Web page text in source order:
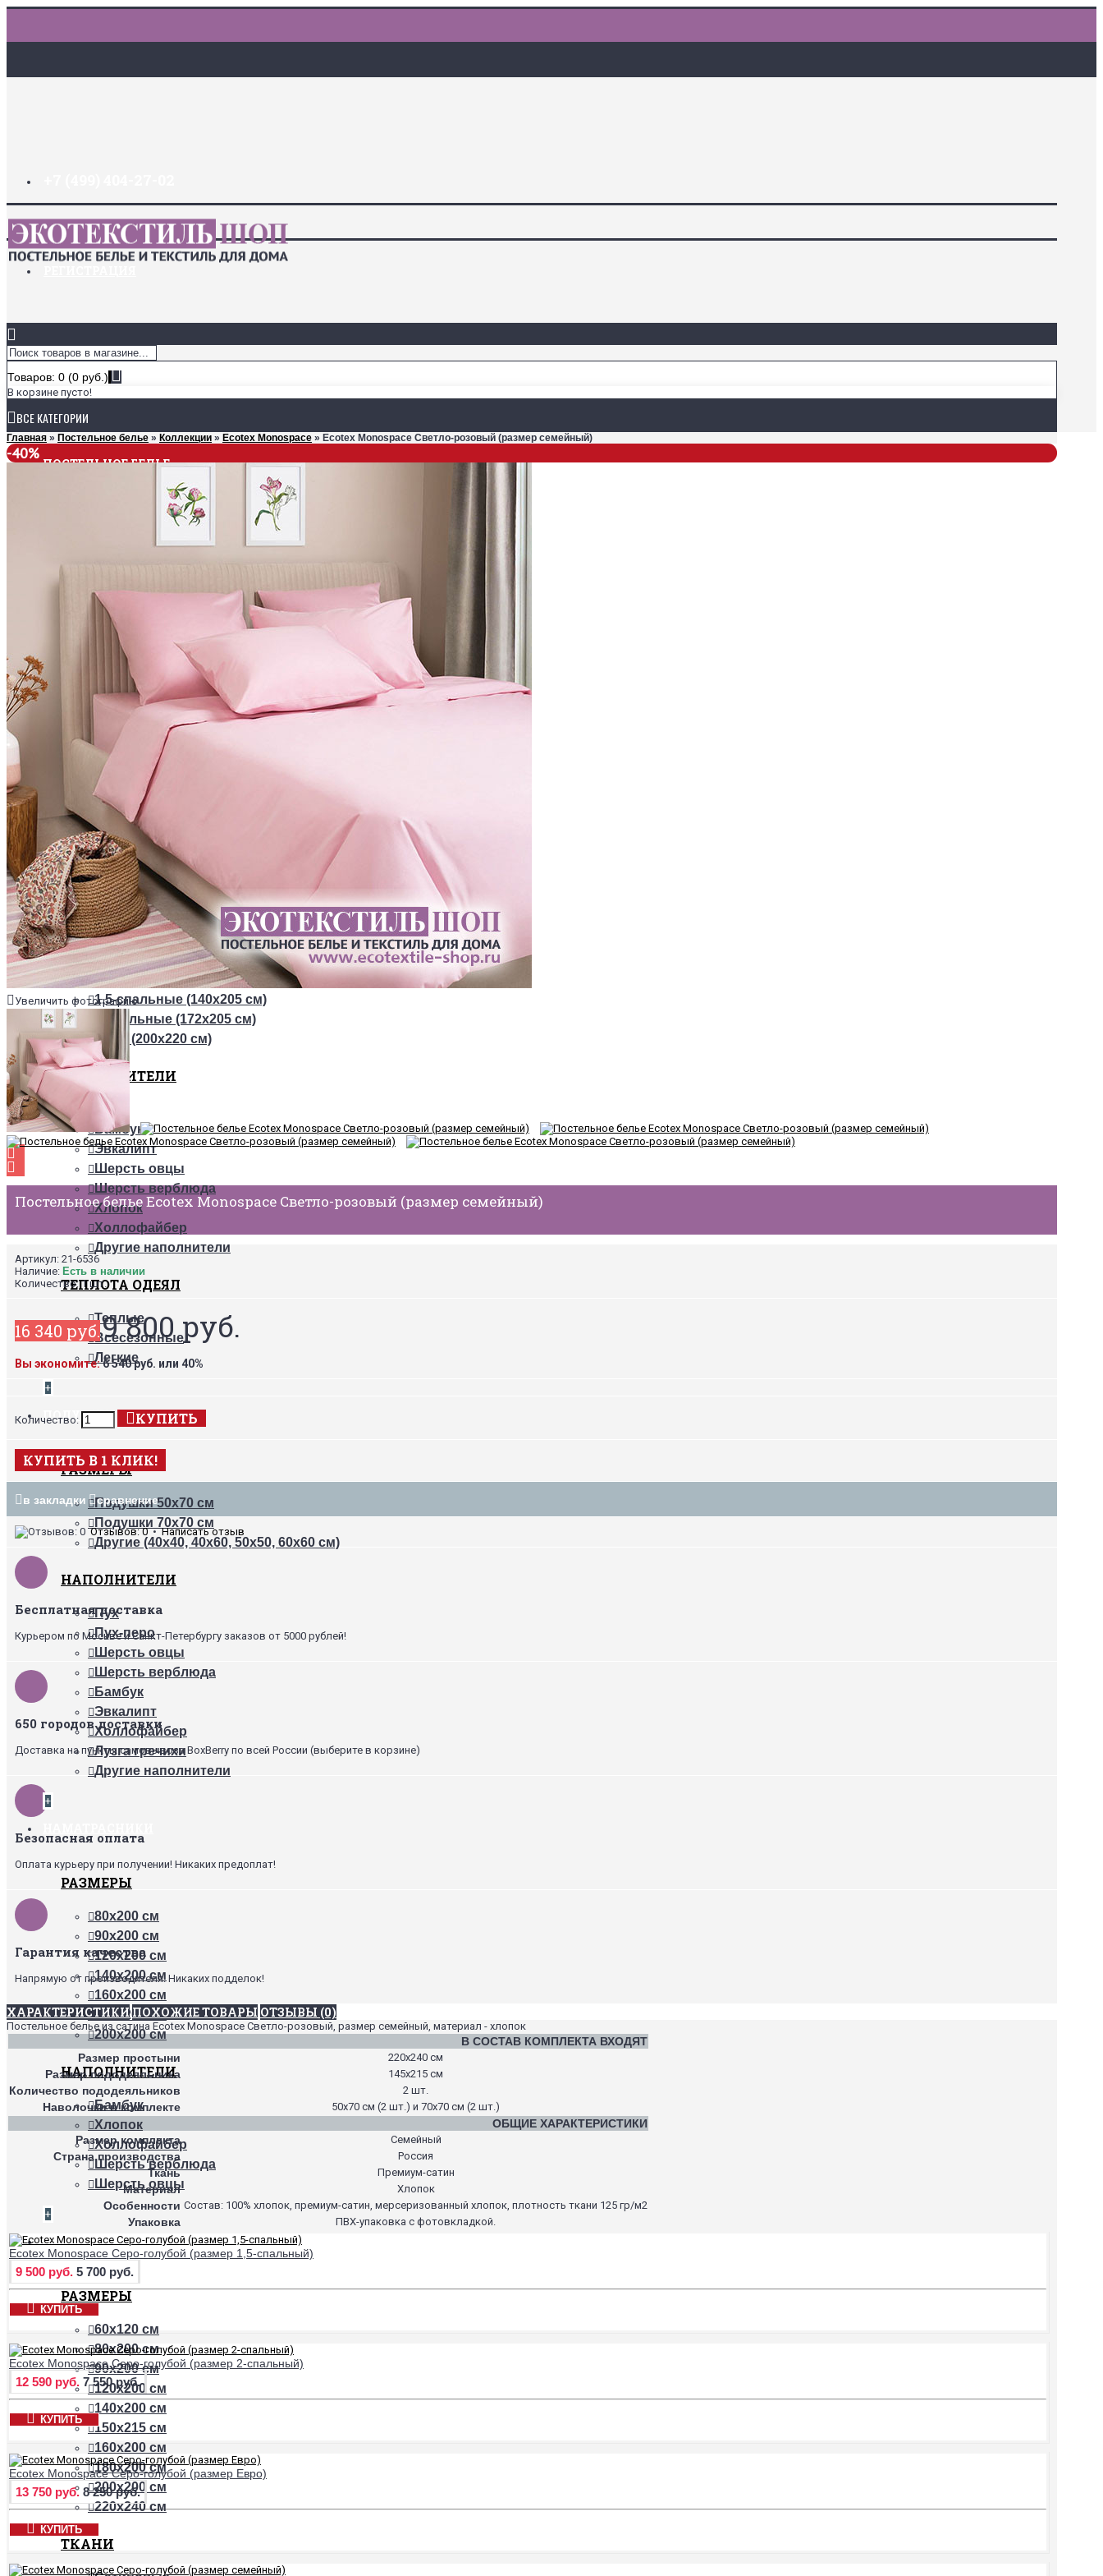
ДОСТАВКА И ОПЛАТА
ЗАКЛАДКИ (0)
ЛОГИН
Товаров: 0 (0 руб.)
В корзине пусто!
ВСЕ КАТЕГОРИИ
ПОСТЕЛЬНОЕ БЕЛЬЕ
Ecotex Estetica
Ecotex Monospace
РАЗМЕРЫ
1,5-спальное
2-спальное
Евро
ТКАНИ
Из сатина
Из сатин-жаккарда
ПОСТЕЛЬНОЕ БЕЛЬЕ НА РЕЗИНКЕ
+
ОДЕЯЛА
РАЗМЕРЫ
1,5-спальные (140х205 см)
2-спальные (172х205 см)
Евро (200х220 см)
НАПОЛНИТЕЛИ
Пух
Бамбук
Эвкалипт
Шерсть овцы
Шерсть верблюда
Хлопок
Холлофайбер
Другие наполнители
ТЕПЛОТА ОДЕЯЛ
Теплые
Всесезонные
Легкие
+
ПОДУШКИ
РАЗМЕРЫ
Подушки 50х70 см
Подушки 70х70 см
Другие (40х40, 40х60, 50х50, 60х60 см)
НАПОЛНИТЕЛИ
Пух
Пух-перо
Шерсть овцы
Шерсть верблюда
Бамбук
Эвкалипт
Холлофайбер
Лузга гречихи
Другие наполнители
+
РАЗМЕРЫ
80х200 см
90х200 см
120х200 см
140х200 см
160х200 см
180х200 см
200х200 см
НАПОЛНИТЕЛИ
Бамбук
Хлопок
Холлофайбер
Шерсть верблюда
Шерсть овцы
+
ПРОСТЫНИ
РАЗМЕРЫ
60х120 см
80х200 см
90х200 см
120х200 см
140х200 см
150х215 см
160х200 см
180х200 см
200х200 см
220х240 см
ТКАНИ
Главная » Постельное белье » Коллекции » Ecotex Monospace » Ecotex Monospace Светло-розовый (размер семейный)
-40%
Увеличить фотографию
Постельное белье Ecotex Monospace Светло-розовый (размер семейный)
Артикул: 21-6536
Наличие: Есть в наличии
Количество: 1 шт.
16 340 руб.9 800 руб.
Вы экономите:6 540 руб. или 40%
Количество: КУПИТЬ
КУПИТЬ В 1 КЛИК!
в закладки сравнение
Отзывов: 0•Написать отзыв
Бесплатная доставка
Курьером по Москве и Санкт-Петербургу заказов от 5000 рублей!
650 городов доставки
Доставка на пункты самовывоза BoxBerry по всей России (выберите в корзине)
Безопасная оплата
Оплата курьеру при получении! Никаких предоплат!
Гарантия качества
Напрямую от производителя. Никаких подделок!
ХАРАКТЕРИСТИКИ ПОХОЖИЕ ТОВАРЫ ОТЗЫВЫ (0)
Постельное белье из сатина Ecotex Monospace Светло-розовый, размер семейный, материал - хлопок
В СОСТАВ КОМПЛЕКТА ВХОДЯТ
Размер простыни
220х240 см
Размер пододеяльника 145х215 см
Количество пододеяльников 2 шт.
Наволочки в комплекте 50х70 см (2 шт.) и 70х70 см (2 шт.)
ОБЩИЕ ХАРАКТЕРИСТИКИ
Размер комплекта
Семейный
Страна производства Россия
Ткань Премиум-сатин
Материал Хлопок
Особенности Состав: 100% хлопок, премиум-сатин, мерсеризованный хлопок, плотность ткани 125 гр/м2
Упаковка ПВХ-упаковка с фотовкладкой.
Ecotex Monospace Серо-голубой (размер 1,5-спальный)
9 500 руб. 5 700 руб.
КУПИТЬ
Ecotex Monospace Серо-голубой (размер 2-спальный)
12 590 руб. 7 550 руб.
КУПИТЬ
Ecotex Monospace Серо-голубой (размер Евро)
13 750 руб. 8 250 руб.
КУПИТЬ